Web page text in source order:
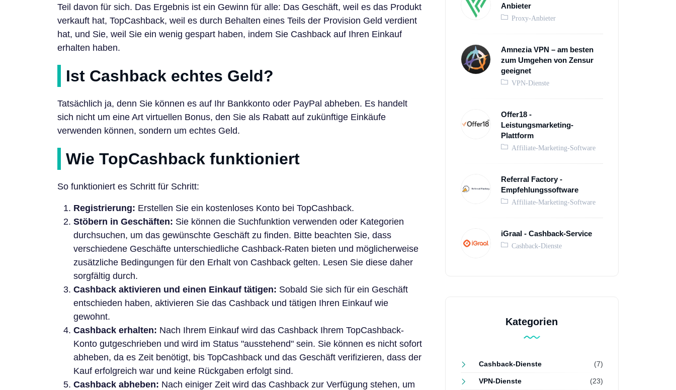
Teil davon für sich. Das Ergebnis ist ein Gewinn für alle: Das Geschäft, weil es das Produkt
verkauft hat, TopCashback, weil es durch Behalten eines Teils der Provision Geld verdient
hat, und Sie, weil Sie ein wenig gespart haben, indem Sie Cashback auf Ihren Einkauf
erhalten haben.
Ist Cashback echtes Geld?
Tatsächlich ja, denn Sie können es auf Ihr Bankkonto oder PayPal abheben. Es handelt
sich nicht um eine Art virtuellen Bonus, den Sie als Rabatt auf zukünftige Einkäufe
verwenden können, sondern um echtes Geld.
Wie TopCashback funktioniert
So funktioniert es Schritt für Schritt:
Registrierung: Erstellen Sie ein kostenloses Konto bei TopCashback.
Stöbern in Geschäften: Sie können die Suchfunktion verwenden oder Kategorien
durchsuchen, um das gewünschte Geschäft zu finden. Bitte beachten Sie, dass
verschiedene Geschäfte unterschiedliche Cashback-Raten bieten und möglicherweise
zusätzliche Bedingungen für den Erhalt von Cashback gelten. Lesen Sie diese daher
sorgfältig durch.
Cashback aktivieren und einen Einkauf tätigen: Sobald Sie sich für ein Geschäft
entschieden haben, aktivieren Sie das Cashback und tätigen Ihren Einkauf wie
gewohnt.
Cashback erhalten: Nach Ihrem Einkauf wird das Cashback Ihrem TopCashback-
Konto gutgeschrieben und wird im Status "ausstehend" sein. Sie können es nicht sofort
abheben, da es Zeit benötigt, bis TopCashback und das Geschäft verifizieren, dass der
Kauf erfolgreich war und keine Rückgaben erfolgt sind.
Cashback abheben: Nach einiger Zeit wird das Cashback zur Verfügung stehen, um
Anbieter
Proxy-Anbieter
Amnezia VPN – am besten
zum Umgehen von Zensur
geeignet
VPN-Dienste
Offer18 -
Leistungsmarketing-
Plattform
Affiliate-Marketing-Software
Referral Factory -
Empfehlungssoftware
Affiliate-Marketing-Software
iGraal - Cashback-Service
Cashback-Dienste
Kategorien
Cashback-Dienste (7)
VPN-Dienste (23)